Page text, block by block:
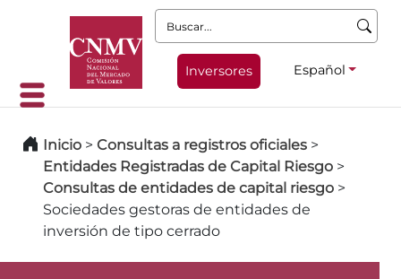
Buscar:
Inversores Español
Inicio > Consultas a registros oficiales >
Entidades Registradas de Capital Riesgo >
Consultas de entidades de capital riesgo >
Sociedades gestoras de entidades de
inversión de tipo cerrado